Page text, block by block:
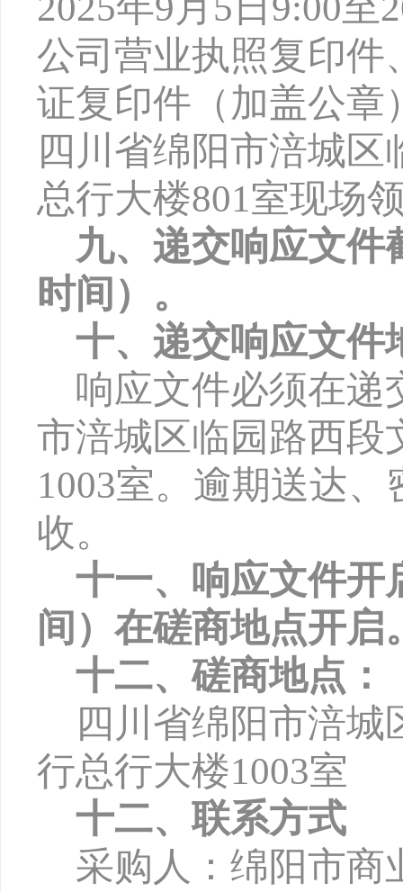
公司营业执照复印件
证复印件（加盖公章
四川省绵阳市涪城
总行大楼801室现场
九、递交响应文件
时间）。
十、递交响应文件
响应文件必须在递
市涪城区临园路西段
1003室。逾期送达、
收。
十一、响应文件开
间）在磋商地点开启
十二、磋商地点：
四川省绵阳市涪
行总行大楼1003室
十二、联系方式
采购人：绵阳市商